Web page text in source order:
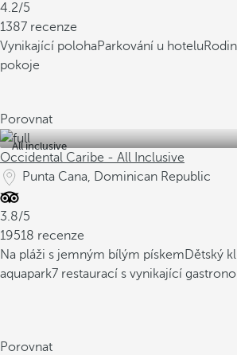
4.2/5
1387 recenze
Vynikající polohaParkování u hotelu
pokoje
Porovnat
All inclusive
Occidental Caribe - All Inclusive
Punta Cana, Dominican Republic
3.8/5
19518 recenze
Na pláži s jemným bílým pískemDětský
aquapark7 restaurací s vynikající
Porovnat